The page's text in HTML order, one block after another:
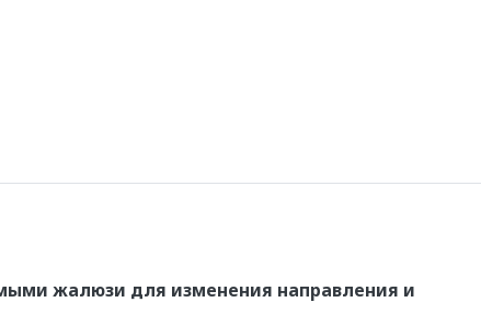
жалюзи для изменения направления и